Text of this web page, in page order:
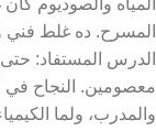
المياه والصوديوم
المسرح. ده غلط فني
الدرس المستفاد:
معصومين. النجاح في
والمدرب، ولما